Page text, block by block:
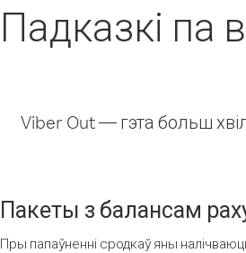
Падказкі па
Viber Out — гэта больш
Пакеты з балансам
Пры папаўненні сродкаў яны